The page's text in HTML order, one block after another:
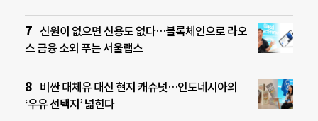
신원이 없으면 신용도 없다…블록체인으로 라오
스 금융 소외 푸는 서울랩스
비싼 대체유 대신 현지 캐슈넛…인도네시아의
‘우유 선택지’ 넓힌다